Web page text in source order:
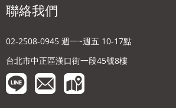
聯絡我們
02-2508-0945 週一~週五 10-17點
台北市中正區漢口街一段45號8樓